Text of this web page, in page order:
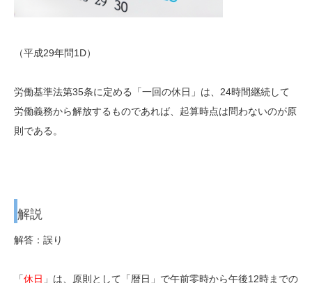
（平成29年問1D）
労働基準法第35条に定める「一回の休日」は、24時間継続して
労働義務から解放するものであれば、起算時点は問わないのが原
則である。
解説
解答：誤り
「休日 」は、原則として「暦日」で午前零時から午後12時までの